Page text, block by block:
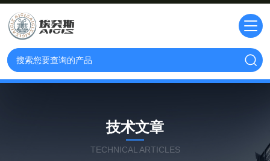
技术文章
TECHNICAL ARTICLES